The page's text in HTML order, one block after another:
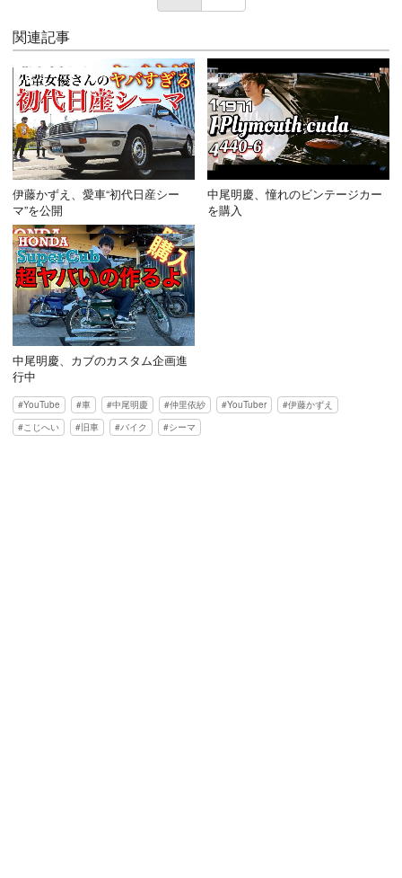
関連記事
伊藤かずえ、愛車“初代日産シー
マ”を公開
中尾明慶、憧れのビンテージカー
を購入
中尾明慶、カブのカスタム企画進
行中
YouTube 車 中尾明慶 仲里依紗 YouTuber
伊藤かずえ
こじへい
旧車 バイク シーマ